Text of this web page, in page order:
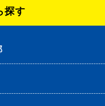
探す